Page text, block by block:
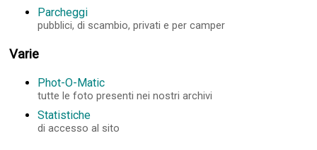
Parcheggi
pubblici, di scambio, privati e per camper
Varie
Phot-O-Matic
tutte le foto presenti nei nostri archivi
Statistiche
di accesso al sito